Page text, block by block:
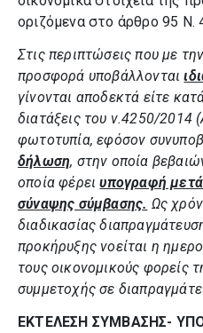
οριζόμενα στο άρθρο 95 Ν.
Στις περιπτώσεις που με
προσφορά υποβάλλονται
γίνονται αποδεκτά είτε
διατάξεις του ν.4250/2014
φωτοτυπία, εφόσον
δήλωση, στην οποία
οποία φέρειυπογραφή μετά
σύναψης σύμβασης. Ως
διαδικασίας
προκήρυξης νοείται η
τους οικονομικούς φoρείς
συμμετοχής σε
ΕΚΤΕΛΕΣΗ ΣΥΜΒΑΣΗΣ-